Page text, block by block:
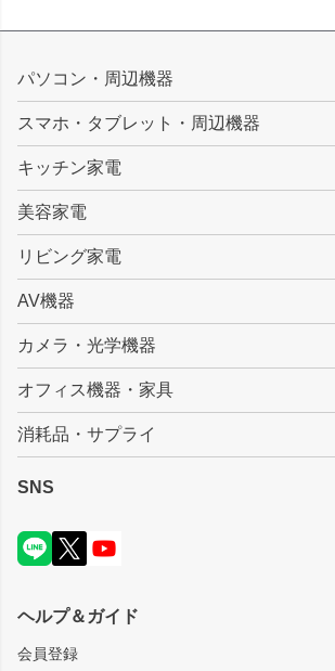
パソコン・周辺機器
スマホ・タブレット・周辺機器
キッチン家電
美容家電
リビング家電
AV機器
カメラ・光学機器
オフィス機器・家具
消耗品・サプライ
SNS
ヘルプ＆ガイド
会員登録